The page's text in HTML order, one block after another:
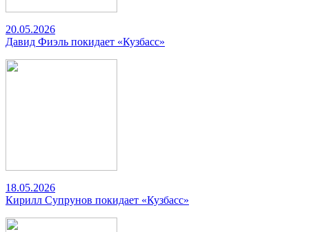
20.05.2026
Давид Фиэль покидает «Кузбасс»
18.05.2026
Кирилл Супрунов покидает «Кузбасс»